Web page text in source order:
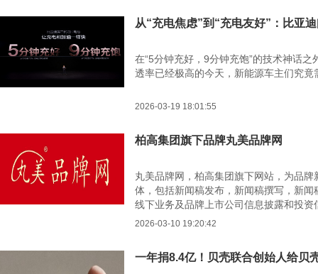
从“充电焦虑”到“充电友好”：比亚
在“5分钟充好，9分钟充饱”的技术神话
透率已经极高的今天，新能源车主们究
2026-03-19 18:01:55
柏高集团旗下品牌丸美品牌网
丸美品牌网，柏高集团旗下网站，为品
体，包括新闻稿发布，新闻稿撰写，新
线下业务及品牌上市公司信息披露和投
2026-03-10 19:20:42
一年捐8.4亿！贝壳联合创始人给贝